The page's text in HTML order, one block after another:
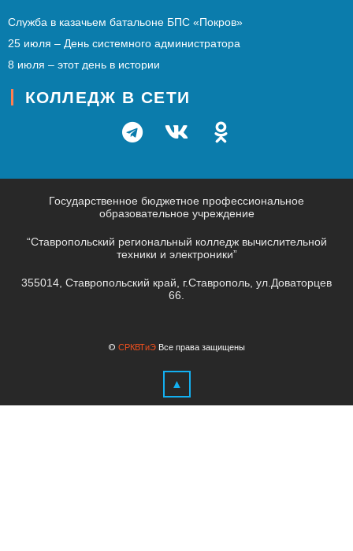
Служба в казачьем батальоне БПС «Покров»
25 июля – День системного администратора
8 июля – этот день в истории
КОЛЛЕДЖ В СЕТИ
Государственное бюджетное профессиональное
образовательное учреждение
“Ставропольский региональный колледж вычислительной
техники и электроники”
355014, Ставропольский край, г.Ставрополь, ул.Доваторцев
66.
© СРКВТиЭ Все права защищены
▲